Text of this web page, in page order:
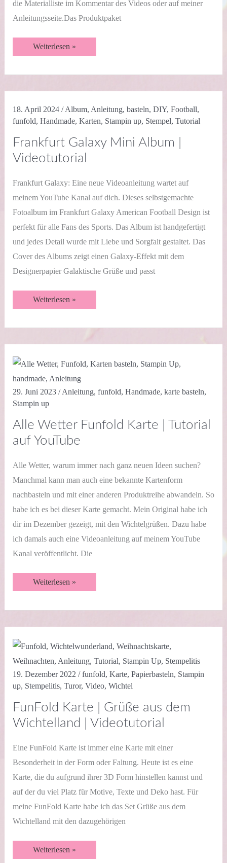
die Materialliste im Kommentar des Videos oder auf meiner
Anleitungsseite.Das Produktpaket
Eine
Umarmung
up
Karte
Weiterlesen »
18. April 2024/Album, Anleitung, basteln, DIY, Football,
funfold, Handmade, Karten, Stampin up, Stempel, Tutorial
Frankfurt Galaxy Mini Album |
Videotutorial
Frankfurt Galaxy: Eine neue Videoanleitung wartet auf
meinem YouTube Kanal auf dich. Dieses selbstgemachte
Fotoalbum im Frankfurt Galaxy American Football Design ist
perfekt für alle Fans des Sports. Das Album ist handgefertigt
und jedes Detail wurde mit Liebe und Sorgfalt gestaltet. Das
Cover des Albums zeigt einen Galaxy-Effekt mit dem
Designerpapier Galaktische Grüße und passt
Frankfurt
Galaxy
Weiterlesen »
29. Juni 2023 /Anleitung, funfold, Handmade, karte basteln,
Stampin up
Alle Wetter Funfold Karte | Tutorial
auf YouTube
Alle Wetter, warum immer nach ganz neuen Ideen suchen?
Manchmal kann man auch eine bekannte Kartenform
nachbasteln und mit einer anderen Produktreihe abwandeln. So
habe ich es bei dieser Karte gemacht. Mein Original habe ich
dir im Dezember gezeigt, mit den Wichtelgrüßen. Dazu habe
ich damals auch eine Videoanleitung auf meinem YouTube
Kanal veröffentlicht. Die
Alle
Wetter
Weiterlesen »
19. Dezember 2022 /funfold, Karte, Papierbasteln, Stampin
up, Stempelitis, Turor, Video, Wichtel
FunFold Karte | Grüße aus dem
Wichtelland | Videotutorial
Eine FunFold Karte ist immer eine Karte mit einer
Besonderheit in der Form oder Faltung. Heute ist es eine
Karte, die du aufgrund ihrer 3D Form hinstellen kannst und
auf der du viel Platz für Motive, Texte und Deko hast. Für
meine FunFold Karte habe ich das Set Grüße aus dem
Wichtelland mit den dazugehörigen
FunFold
Karte
Weiterlesen »